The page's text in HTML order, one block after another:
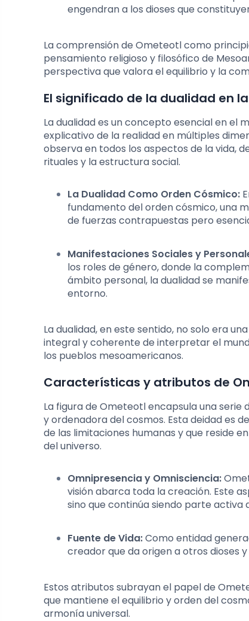
engendran a los dioses que
La comprensión de Ometeotl como
pensamiento religioso y filosófico de
perspectiva que valora el equilibrio y la
El significado de la dualidad en
La dualidad es un concepto esencial en el
explicativo de la realidad en múltiples
observa en todos los aspectos de la vida,
rituales y la estructura social.
La Dualidad Como Orden Cósmico:
fundamento del orden cósmico, una
de fuerzas contrapuestas pero
Manifestaciones Sociales y
los roles de género, donde la
ámbito personal, la dualidad se
entorno.
La dualidad, en este sentido, no solo era
integral y coherente de interpretar el
los pueblos mesoamericanos.
Características y atributos de
La figura de Ometeotl encapsula una
y ordenadora del cosmos. Esta deidad es
de las limitaciones humanas y que reside
del universo.
Omnipresencia y Omnisciencia:
visión abarca toda la creación. Este
sino que continúa siendo parte activa
Fuente de Vida:Como entidad
creador que da origen a otros dioses
Estos atributos subrayan el papel de
que mantiene el equilibrio y orden del
armonía universal.